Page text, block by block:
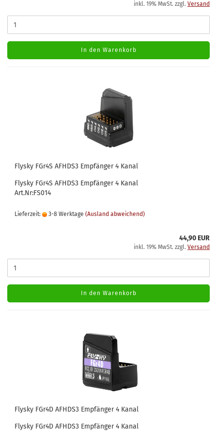
inkl. 19% MwSt. zzgl. Versand
In den Warenkorb
Flysky FGr4S AFHDS3 Empfänger 4 Kanal
Flysky FGr4S AFHDS3 Empfänger 4 Kanal
Art.Nr:FS014
Lieferzeit: 3-8 Werktage (Ausland abweichend)
44,90 EUR
inkl. 19% MwSt. zzgl. Versand
In den Warenkorb
Flysky FGr4D AFHDS3 Empfänger 4 Kanal
Flysky FGr4D AFHDS3 Empfänger 4 Kanal